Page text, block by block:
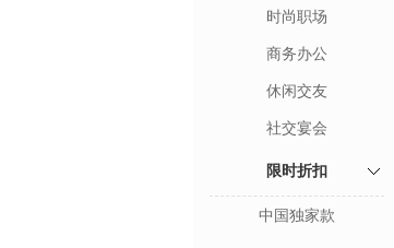
时尚职场
商务办公
休闲交友
社交宴会
限时折扣
中国独家款